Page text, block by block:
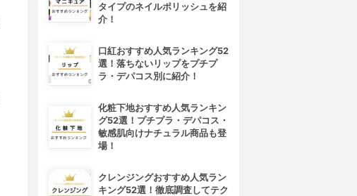
タイプのネイルポリッシュを紹
介！
口紅おすすめ人気ランキング52
選！落ちないリップをプチプ
ラ・デパコス別に紹介！
化粧下地おすすめ人気ランキン
グ52選！プチプラ・デパコス・
敏感肌向けナチュラル商品も登
場！
クレンジングおすすめ人気ラン
キング52選！徹底調査してテク